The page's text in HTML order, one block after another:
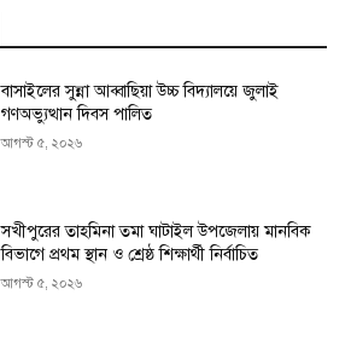
বাসাইলের সুন্না আব্বাছিয়া উচ্চ বিদ্যালয়ে জুলাই
গণঅভ্যুত্থান দিবস পালিত
আগস্ট ৫, ২০২৬
সখীপুরের তাহমিনা তমা ঘাটাইল উপজেলায় মানবিক
বিভাগে প্রথম স্থান ও শ্রেষ্ঠ শিক্ষার্থী নির্বাচিত
আগস্ট ৫, ২০২৬